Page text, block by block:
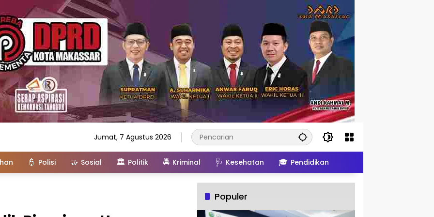
Jumat, 7 Agustus 2026
👮 Polisi 🤝 Sosial 🏛️ Politik 🚔 Kriminal 🩺 Kesehatan 🎓 Pendidikan
Populer